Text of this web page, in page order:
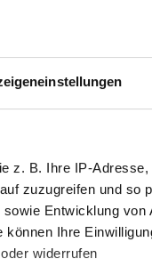
z. B. Ihre IP-
zuzugreifen und so
Entwicklung von
Ihre
widerrufen
er
also